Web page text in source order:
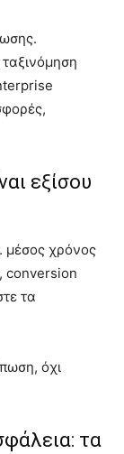
εξίσου
μέσος χρόνος
conversion
τα
όχι
τα